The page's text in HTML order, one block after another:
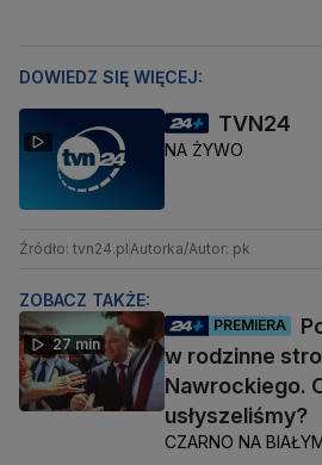
DOWIEDZ SIĘ WIĘCEJ:
TVN24
NA ŻYWO
Źródło: tvn24.pl Autorka/Autor: pk
ZOBACZ TAKŻE:
27 min
PREMIERA
w rodzinne
Nawrockiego.
usłyszeliśmy?
CZARNO NA